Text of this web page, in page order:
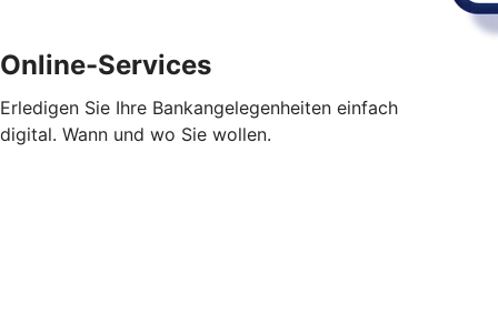
Online-Services
Erledigen Sie Ihre Bankangelegenheiten einfach
digital. Wann und wo Sie wollen.